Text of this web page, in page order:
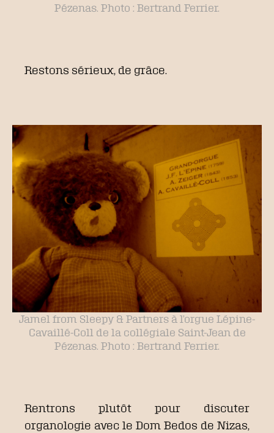
Pézenas. Photo : Bertrand Ferrier.
Restons sérieux, de grâce.
Jamel from Sleepy & Partners à l’orgue Lépine-
Cavaillé-Coll de la collégiale Saint-Jean de
Pézenas. Photo : Bertrand Ferrier.
Rentrons plutôt pour discuter
organologie avec le Dom Bedos de Nizas,